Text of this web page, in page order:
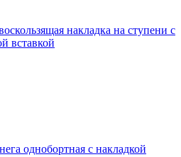
накладка на ступени с
вставкой
однобортная с накладкой